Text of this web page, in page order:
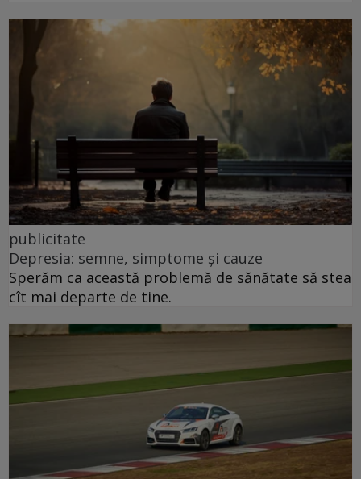
publicitate
Depresia: semne, simptome și cauze
Sperăm ca această problemă de sănătate să stea
cît mai departe de tine.